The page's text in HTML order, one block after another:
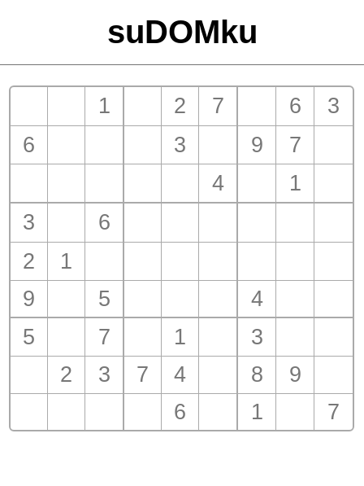
suDOMku
1
6
2
7
3
4
6
3
9
7
1
3
6
2
1
9
5
4
5
7
2
3
1
7
4
6
3
8
9
1
7